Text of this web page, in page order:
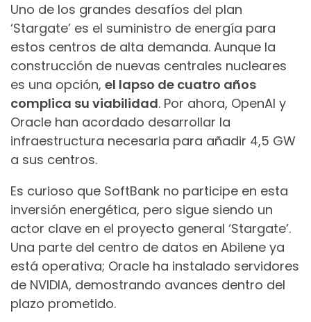
Uno de los grandes desafíos del plan
‘Stargate’ es el suministro de energía para
estos centros de alta demanda. Aunque la
construcción de nuevas centrales nucleares
es una opción, el lapso de cuatro años
complica su viabilidad. Por ahora, OpenAI y
Oracle han acordado desarrollar la
infraestructura necesaria para añadir 4,5 GW
a sus centros.
Es curioso que SoftBank no participe en esta
inversión energética, pero sigue siendo un
actor clave en el proyecto general ‘Stargate’.
Una parte del centro de datos en Abilene ya
está operativa; Oracle ha instalado servidores
de NVIDIA, demostrando avances dentro del
plazo prometido.